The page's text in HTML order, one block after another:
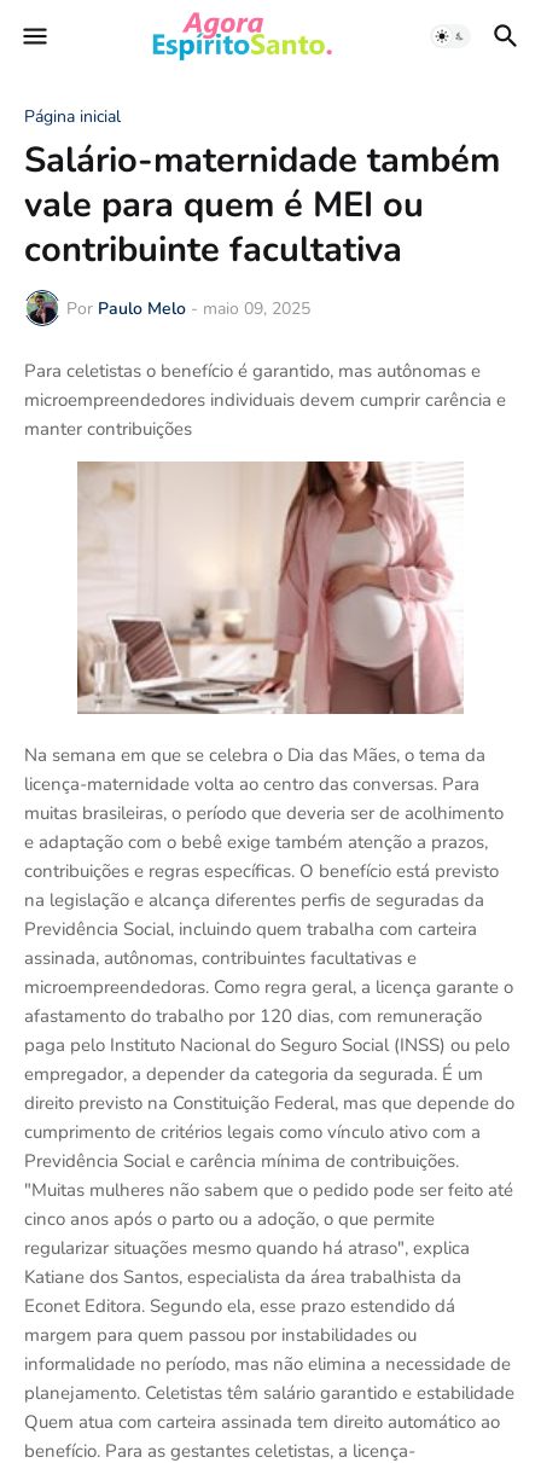
Página inicial
Salário-maternidade também
vale para quem é MEI ou
contribuinte facultativa
Por Paulo Melo - maio 09, 2025
Para celetistas o benefício é garantido, mas autônomas e
microempreendedores individuais devem cumprir carência e
manter contribuições
Na semana em que se celebra o Dia das Mães, o tema da
licença-maternidade volta ao centro das conversas. Para
muitas brasileiras, o período que deveria ser de acolhimento
e adaptação com o bebê exige também atenção a prazos,
contribuições e regras específicas. O benefício está previsto
na legislação e alcança diferentes perfis de seguradas da
Previdência Social, incluindo quem trabalha com carteira
assinada, autônomas, contribuintes facultativas e
microempreendedoras. Como regra geral, a licença garante o
afastamento do trabalho por 120 dias, com remuneração
paga pelo Instituto Nacional do Seguro Social (INSS) ou pelo
empregador, a depender da categoria da segurada. É um
direito previsto na Constituição Federal, mas que depende do
cumprimento de critérios legais como vínculo ativo com a
Previdência Social e carência mínima de contribuições.
"Muitas mulheres não sabem que o pedido pode ser feito até
cinco anos após o parto ou a adoção, o que permite
regularizar situações mesmo quando há atraso", explica
Katiane dos Santos, especialista da área trabalhista da
Econet Editora. Segundo ela, esse prazo estendido dá
margem para quem passou por instabilidades ou
informalidade no período, mas não elimina a necessidade de
planejamento. Celetistas têm salário garantido e estabilidade
Quem atua com carteira assinada tem direito automático ao
benefício. Para as gestantes celetistas, a licença-